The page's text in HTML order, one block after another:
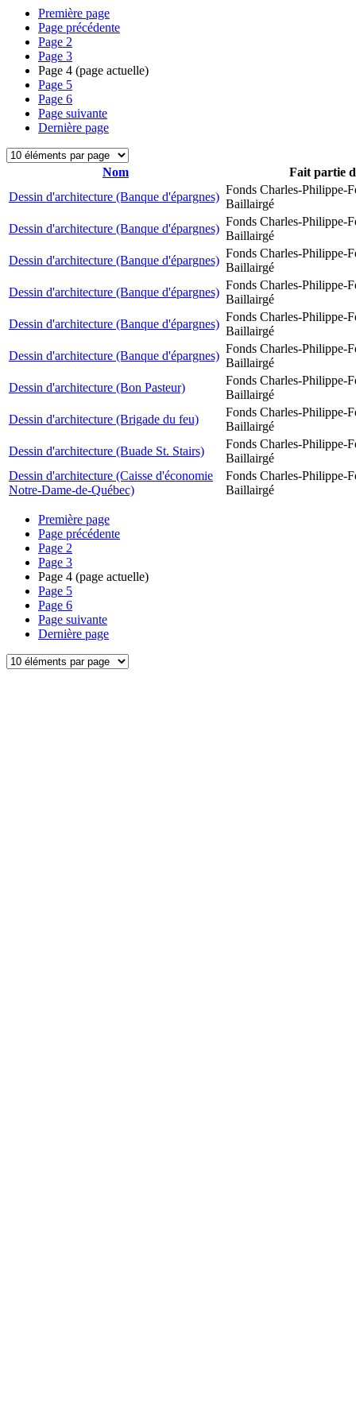
Première page
Page précédente
Page 2
Page 3
Page 4 (page actuelle)
Page 5
Page 6
Page suivante
Dernière page
Nom
Fait partie
Dessin d'architecture (Banque d'épargnes)
Fonds Charles-Philippe-
Baillairgé
Dessin d'architecture (Banque d'épargnes)
Fonds Charles-Philippe-
Baillairgé
Dessin d'architecture (Banque d'épargnes)
Fonds Charles-Philippe-
Baillairgé
Dessin d'architecture (Banque d'épargnes)
Fonds Charles-Philippe-
Baillairgé
Dessin d'architecture (Banque d'épargnes)
Fonds Charles-Philippe-
Baillairgé
Dessin d'architecture (Banque d'épargnes)
Fonds Charles-Philippe-
Baillairgé
Dessin d'architecture (Bon Pasteur)
Fonds Charles-Philippe-
Baillairgé
Dessin d'architecture (Brigade du feu)
Fonds Charles-Philippe-
Baillairgé
Dessin d'architecture (Buade St. Stairs)
Fonds Charles-Philippe-
Baillairgé
Dessin d'architecture (Caisse d'économie
Notre-Dame-de-Québec)
Fonds Charles-Philippe-
Baillairgé
Première page
Page précédente
Page 2
Page 3
Page 4 (page actuelle)
Page 5
Page 6
Page suivante
Dernière page